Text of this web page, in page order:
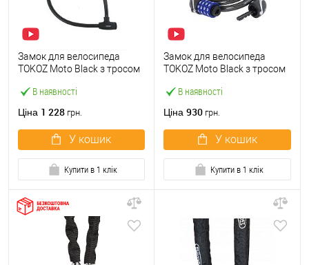
В наявності
Замок для велосипеда
TOKOZ Moto Black з тросом
Ціна 1 228 грн.
У кошик
Купити в 1 клік
В наявності
Замок для велосипеда
TOKOZ Moto Black з тросом
Ціна 930 грн.
У кошик
Купити в 1 клік